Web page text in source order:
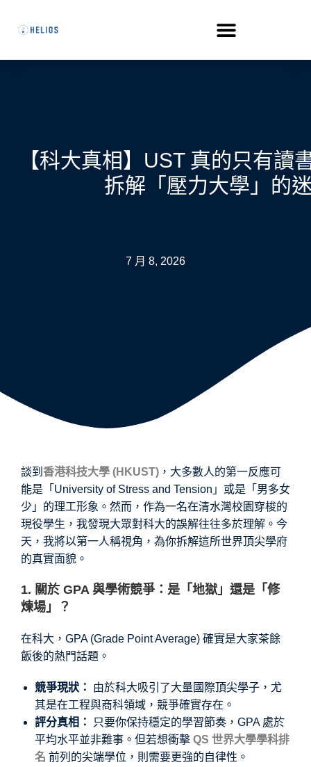
【科大真相】UST 真的只有讀
拆解「壓力大學」的
7 月 8, 2026
談到 香港科技大學 (HKUST) ，大多數人的第一反應可
能是「University of Stress and Tension」或是「男多女
少」的理工形象。然而，作為一名在清水灣校園穿梭的
現役學生，我發現大眾對科大的誤解往往多於理解。今
天，我將以第一人稱視角，為你拆解這所世界頂尖學府
的真實面貌。
1. 關於 GPA 與學術競爭：是「地獄」還是「修
煉場」？
在科大，GPA (Grade Point Average) 確實是大家茶餘
飯後的熱門話題。
競爭現狀：
由於科大吸引了大量國際頂尖學子，尤
其是在工程與商科領域，競爭確實存在。
評分真相：
只要你保持穩定的學習節奏，GPA 處於
平均水平並非難事。但若想衝擊 QS 世界大學學科排
名 前列的尖端學位，則需要更強的自律性。